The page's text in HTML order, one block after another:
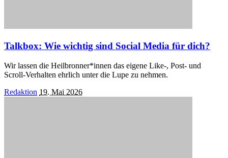
Talkbox: Wie wichtig sind Social Media für dich?
Wir lassen die Heilbronner*innen das eigene Like-, Post- und
Scroll-Verhalten ehrlich unter die Lupe zu nehmen.
Posted
Redaktion 19. Mai 2026